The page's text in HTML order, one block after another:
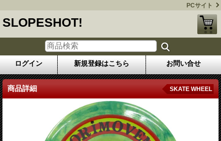
PCサイト
SLOPESHOT!
ログイン 新規登録はこちら お問い合せ
商品詳細 SKATE WHEEL